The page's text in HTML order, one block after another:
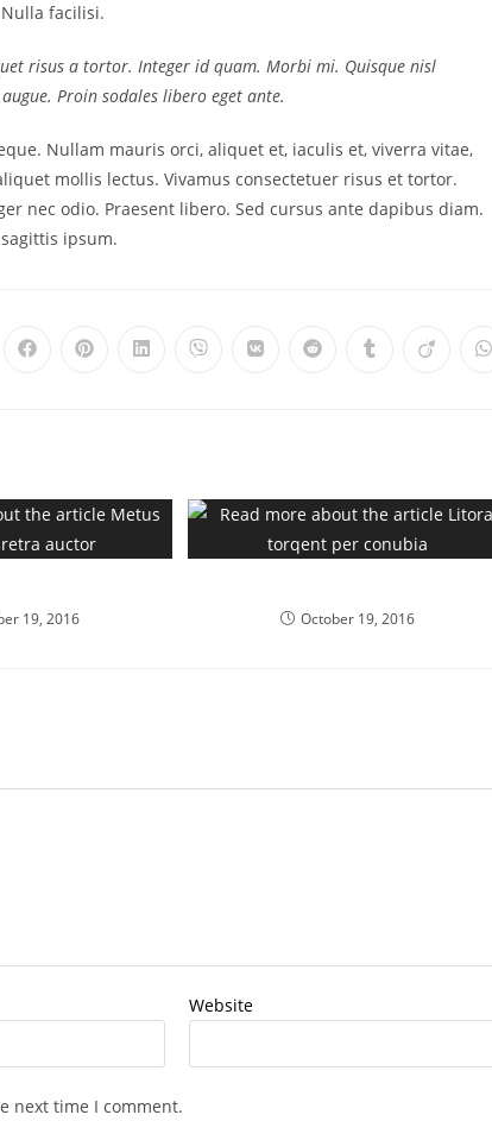
facilisi.
risus a tortor. Integer id quam. Morbi mi. Quisque nisl
Proin sodales libero eget ante.
Nullam mauris orci, aliquet et, iaculis et, viverra vitae,
mollis lectus. Vivamus consectetuer risus et tortor.
nec odio. Praesent libero. Sed cursus ante dapibus diam.
ipsum.
19, 2016 October 19, 2016
Website
next time I comment.